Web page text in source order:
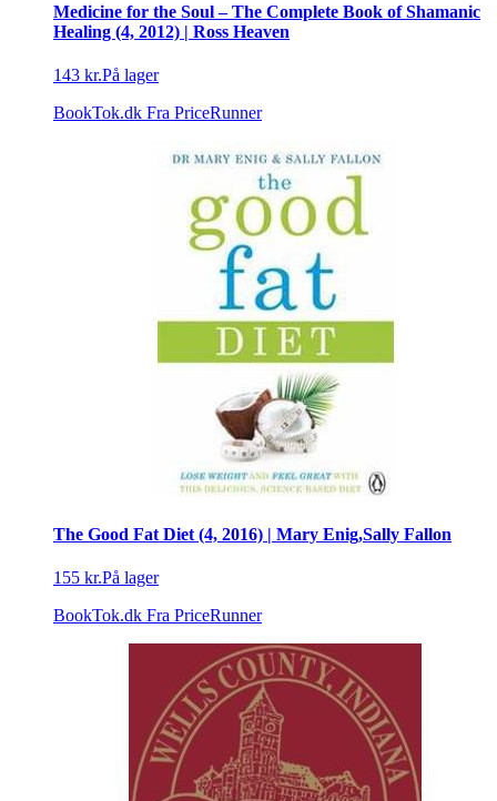
Medicine for the Soul – The Complete Book of Shamanic
Healing (4, 2012) | Ross Heaven
143 kr.På lager
BookTok.dk Fra PriceRunner
The Good Fat Diet (4, 2016) | Mary Enig,Sally Fallon
155 kr.På lager
BookTok.dk Fra PriceRunner